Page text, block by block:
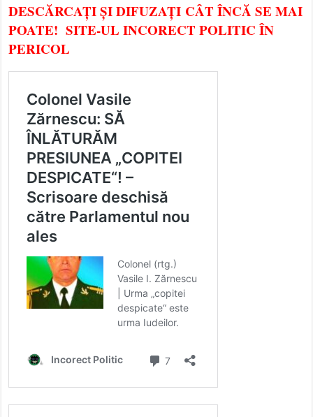
DESCĂRCAȚI ȘI DIFUZAȚI CÂT ÎNCĂ SE MAI
POATE! SITE-UL INCORECT POLITIC ÎN
PERICOL